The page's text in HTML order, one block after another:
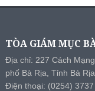
TÒA GIÁM MỤC
Địa chỉ: 227 Cách
phố Bà Rịa, Tỉnh Bà
Điện thoại: (0254) 3737